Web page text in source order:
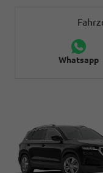
Whatsapp